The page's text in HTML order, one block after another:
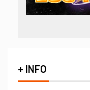
+ INFO